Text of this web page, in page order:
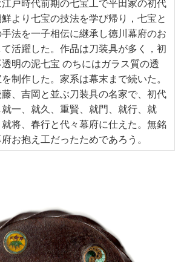
戸時代前期の七宝工で平田家の初代
より七宝の技法を学び帰り，七宝と
法を一子相伝に継承し徳川幕府のお
活躍した。作品は刀装具が多く，初
明の泥七宝 のちにはガラス質の透
制作した。家系は幕末まで続いた。
、吉岡と並ぶ刀装具の名家で、初代
就一、就久、重賢、就門、就行、就
将、春行と代々幕府に仕えた。無銘
お抱え工だったためであろう。